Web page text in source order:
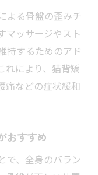
よる骨盤の歪みチ
マッサージやスト
持するためのアド
れにより、猫背矯
痛などの症状緩和
おすすめ
で、全身のバラン